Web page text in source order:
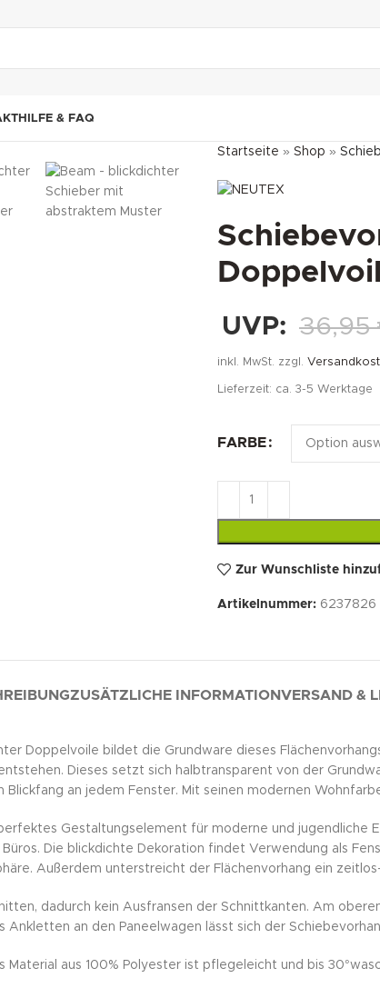
HILFE & FAQ
Startseite » Shop »
UVP: 36,95
inkl. MwSt. zzgl.
Lieferzeit: ca. 3-5 Werktage
FARBE
Zur Wunschliste
Artikelnummer: 6237826
ZUSÄTZLICHE INFORMATIONVERSAND &
Doppelvoile bildet die Grundware dieses
Dieses setzt sich halbtransparent von der
an jedem Fenster. Mit seinen modernen
Gestaltungselement für moderne und jugendliche
Die blickdichte Dekoration findet Verwendung als
Außerdem unterstreicht der Flächenvorhang ein
dadurch kein Ausfransen der Schnittkanten. Am
an den Paneelwagen lässt sich der
aus 100% Polyester ist pflegeleicht und bis